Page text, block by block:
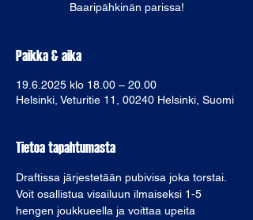
Baaripähkinän parissa!
Paikka & aika
19.6.2025 klo 18.00 – 20.00
Helsinki, Veturitie 11, 00240 Helsinki, Suomi
Tietoa tapahtumasta
Draftissa järjestetään pubivisa joka torstai.
Voit osallistua visailuun ilmaiseksi 1-5
hengen joukkueella ja voittaa upeita